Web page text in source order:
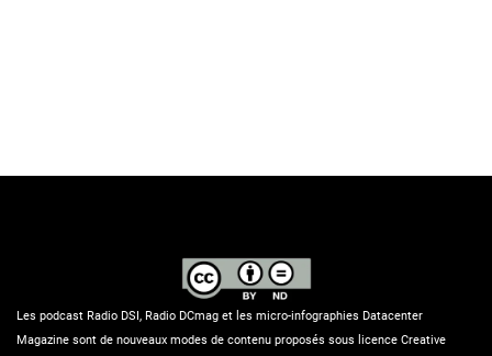
Les podcast Radio DSI, Radio DCmag et les micro-infographies Datacenter
Magazine sont de nouveaux modes de contenu proposés sous licence Creative